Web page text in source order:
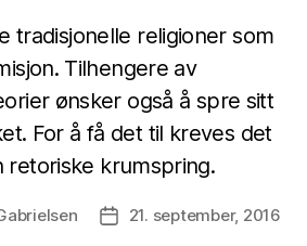
tradisjonelle religioner som
Tilhengere av
ønsker også å spre sitt
For å få det til kreves det
retoriske krumspring.
Publiseringsdato
21. september, 2016